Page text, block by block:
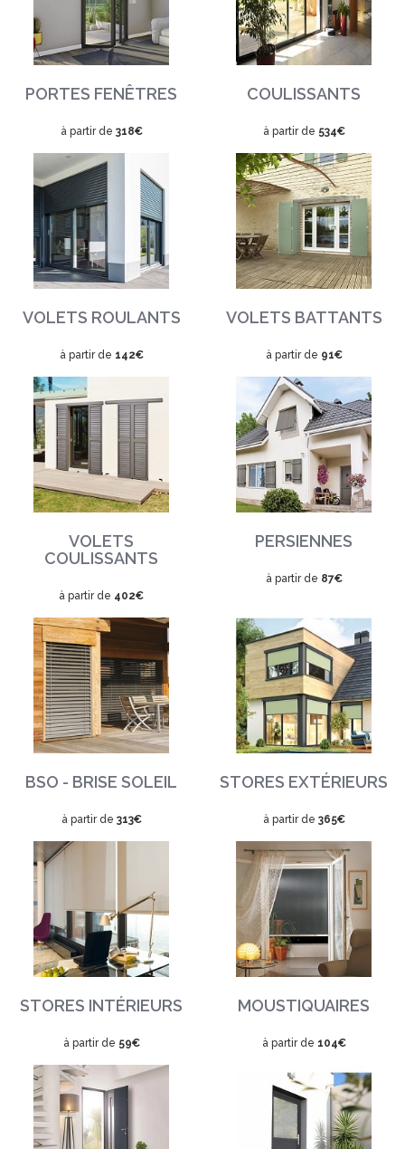
PORTES FENÊTRES
à partir de 318€
COULISSANTS
à partir de 534€
VOLETS ROULANTS
à partir de 142€
VOLETS BATTANTS
à partir de 91€
VOLETS
COULISSANTS
à partir de 402€
PERSIENNES
à partir de 87€
BSO - BRISE SOLEIL
à partir de 313€
STORES EXTÉRIEURS
à partir de 365€
STORES INTÉRIEURS
à partir de 59€
MOUSTIQUAIRES
à partir de 104€